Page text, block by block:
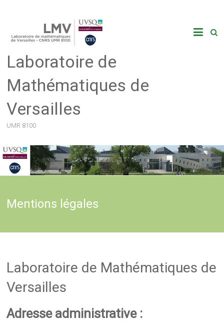
Laboratoire de
Mathématiques de
Versailles
UMR 8100
Mentions légales
Laboratoire de Mathématiques de
Versailles
Adresse administrative :